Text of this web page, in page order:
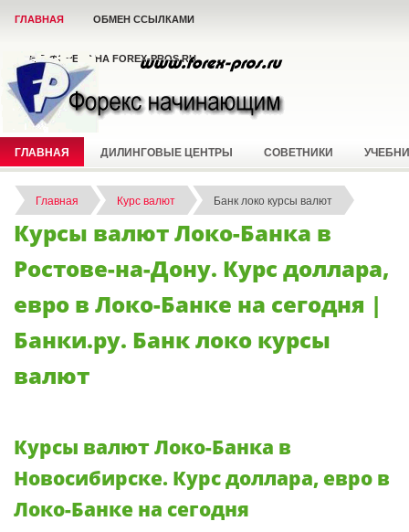
ГЛАВНАЯ ОБМЕН ССЫЛКАМИ
ВСЁ О ФОРЕКС НА FOREX-PROS.RU
ГЛАВНАЯ ДИЛИНГОВЫЕ ЦЕНТРЫ СОВЕТНИКИ
Главная Курс валют Банк локо курсы валют
Курсы валют Локо-Банка в
Ростове-на-Дону. Курс доллара,
евро в Локо-Банке на сегодня |
Банки.ру. Банк локо курсы
валют
Курсы валют Локо-Банка в
Новосибирске. Курс доллара, евро в
Локо-Банке на сегодня